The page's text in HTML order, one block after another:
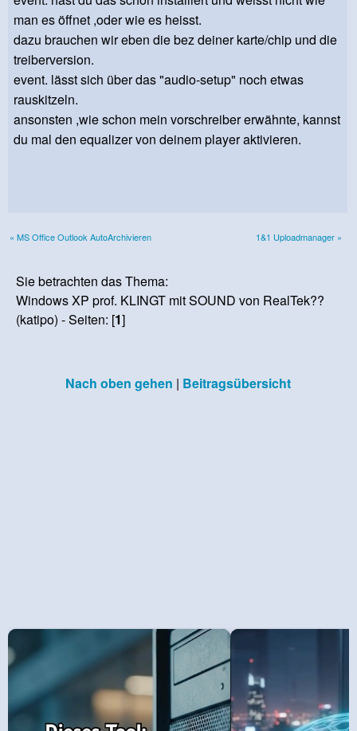
man es öffnet ,oder wie es heisst.
dazu brauchen wir eben die bez deiner karte/chip und die
treiberversion.
event. lässt sich über das "audio-setup" noch etwas
rauskitzeln.
ansonsten ,wie schon mein vorschreiber erwähnte, kannst
du mal den equalizer von deinem player aktivieren.
« MS Office Outlook AutoArchivieren 1&1 Uploadmanager »
Sie betrachten das Thema:
Windows XP prof. KLINGT mit SOUND von RealTek??
(katipo) - Seiten: [1]
Nach oben gehen | Beitragsübersicht